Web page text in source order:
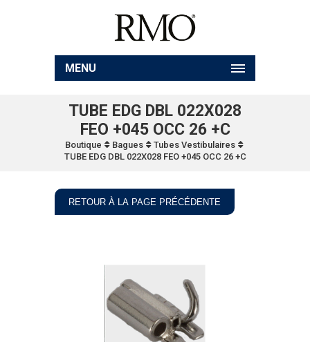
MENU
TUBE EDG DBL 022X028
FEO +045 OCC 26 +C
Boutique Bagues
Tubes Vestibulaires
TUBE EDG DBL 022X028 FEO +045 OCC 26 +C
RETOUR À LA PAGE PRÉCÉDENTE